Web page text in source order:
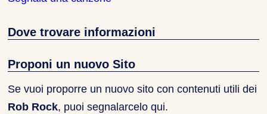
Dove trovare informazioni
Proponi un nuovo Sito
Se vuoi proporre un nuovo sito con contenuti utili dei
Rob Rock, puoi segnalarcelo qui.